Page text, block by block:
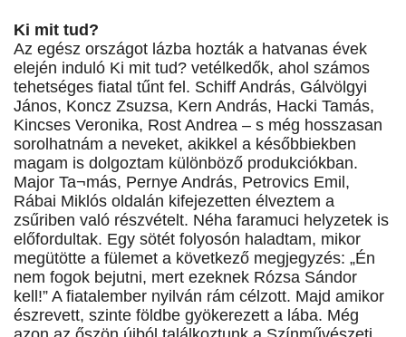
Ki mit tud?
Az egész országot lázba hozták a hatvanas évek
elején induló Ki mit tud? vetélkedők, ahol számos
tehetséges fiatal tűnt fel. Schiff András, Gálvölgyi
János, Koncz Zsuzsa, Kern András, Hacki Tamás,
Kincses Veronika, Rost Andrea – s még hosszasan
sorolhatnám a neveket, akikkel a későbbiekben
magam is dolgoztam különböző produkciókban.
Major Ta¬más, Pernye András, Petrovics Emil,
Rábai Miklós oldalán kifejezetten élveztem a
zsűriben való részvételt. Néha faramuci helyzetek is
előfordultak. Egy sötét folyosón haladtam, mikor
megütötte a fülemet a következő megjegyzés: „Én
nem fogok bejutni, mert ezeknek Rózsa Sándor
kell!” A fiatalember nyilván rám célzott. Majd amikor
észrevett, szinte földbe gyökerezett a lába. Még